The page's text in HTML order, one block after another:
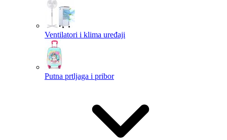
Ventilatori i klima uređaji
Putna prtljaga i pribor